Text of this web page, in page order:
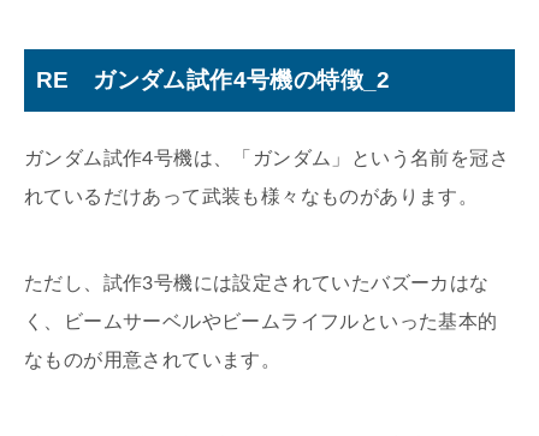
RE ガンダム試作4号機の特徴_2
ガンダム試作4号機は、「ガンダム」という名前を冠さ
れているだけあって武装も様々なものがあります。
ただし、試作3号機には設定されていたバズーカはな
く、ビームサーベルやビームライフルといった基本的
なものが用意されています。